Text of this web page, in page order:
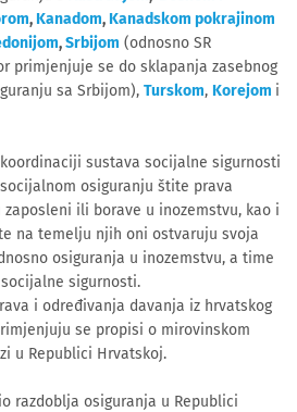
, Kanadom, Kanadskom pokrajinom
,Srbijom (odnosno SR
primjenjuje se do sklapanja zasebnog
sa Srbijom), Turskom, Korejom i
sustava socijalne sigurnosti
osiguranju štite prava
ili borave u inozemstvu, kao i
na temelju njih oni ostvaruju svoja
osiguranja u inozemstvu, a time
sigurnosti.
i određivanja davanja iz hrvatskog
se propisi o mirovinskom
u Republici Hrvatskoj.
razdoblja osiguranja u Republici